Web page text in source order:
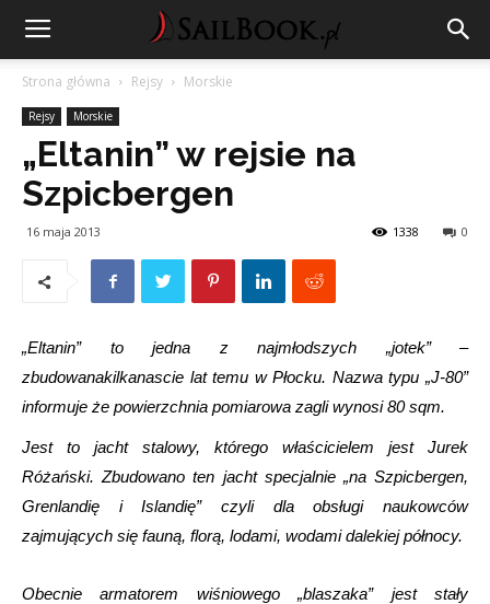
Strona główna Rejsy Morskie
Rejsy Morskie
„Eltanin” w rejsie na
Szpicbergen
16 maja 2013 0
1338
„Eltanin” to jedna z najmłodszych „jotek” –
zbudowanakilkanascie lat temu w Płocku. Nazwa typu „J-80”
informuje że powierzchnia pomiarowa zagli wynosi 80 sqm.
Jest to jacht stalowy, którego właścicielem jest Jurek
Różański. Zbudowano ten jacht specjalnie „na Szpicbergen,
Grenlandię i Islandię” czyli dla obsługi naukowców
zajmujących się fauną, florą, lodami, wodami dalekiej północy.
Obecnie armatorem wiśniowego „blaszaka” jest stały